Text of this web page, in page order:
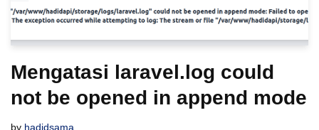
Mengatasi laravel.log could
not be opened in append mode
by hadidsama